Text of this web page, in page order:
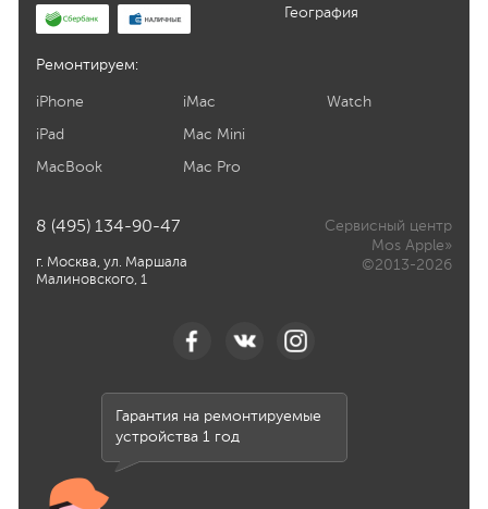
География
Ремонтируем:
iPhone
iPad
MacBook
iMac
Mac Mini
Mac Pro
Watch
8 (495) 134-90-47
г. Москва, ул. Маршала
Малиновского, 1
Сервисный центр
Mos Apple»
©2013-2026
Гарантия на ремонтируемые
устройства 1 год